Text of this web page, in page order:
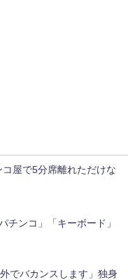
屋で5分席離れただけな
チンコ」「キーボード」
でバカンスします」独身